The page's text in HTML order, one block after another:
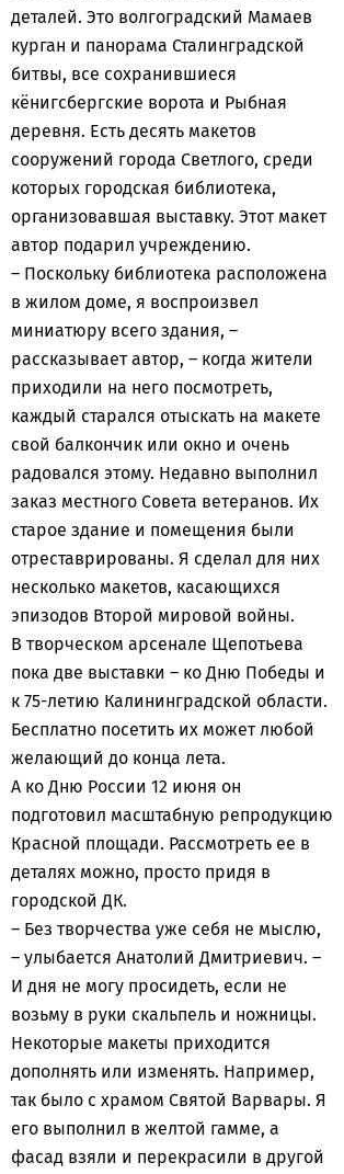
деталей. Это волгоградский Мамаев
курган и панорама Сталинградской
битвы, все сохранившиеся
кёнигсбергские ворота и Рыбная
деревня. Есть десять макетов
сооружений города Светлого, среди
которых городская библиотека,
организовавшая выставку. Этот макет
автор подарил учреждению.
– Поскольку библиотека расположена
в жилом доме, я воспроизвел
миниатюру всего здания, –
рассказывает автор, – когда жители
приходили на него посмотреть,
каждый старался отыскать на макете
свой балкончик или окно и очень
радовался этому. Недавно выполнил
заказ местного Совета ветеранов. Их
старое здание и помещения были
отреставрированы. Я сделал для них
несколько макетов, касающихся
эпизодов Второй мировой войны.
В творческом арсенале Щепотьева
пока две выставки – ко Дню Победы и
к 75-летию Калининградской области.
Бесплатно посетить их может любой
желающий до конца лета.
А ко Дню России 12 июня он
подготовил масштабную репродукцию
Красной площади. Рассмотреть ее в
деталях можно, просто придя в
городской ДК.
– Без творчества уже себя не мыслю,
– улыбается Анатолий Дмитриевич. –
И дня не могу просидеть, если не
возьму в руки скальпель и ножницы.
Некоторые макеты приходится
дополнять или изменять. Например,
так было с храмом Святой Варвары. Я
его выполнил в желтой гамме, а
фасад взяли и перекрасили в другой